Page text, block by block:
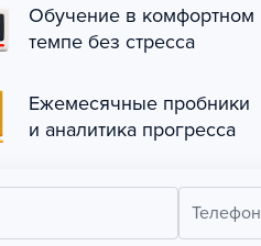
Обучение в комфортном
темпе без стресса
Ежемесячные пробники
и аналитика прогресса
Телефон